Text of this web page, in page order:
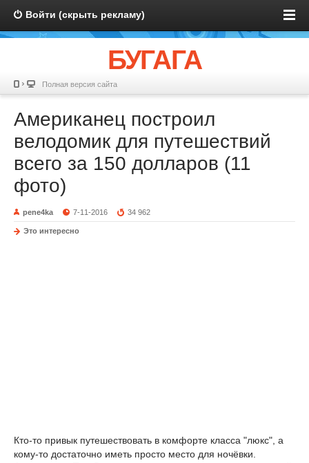
Войти (скрыть рекламу)
БУГАГА
Полная версия сайта
Американец построил
велодомик для путешествий
всего за 150 долларов (11
фото)
pene4ka 7-11-2016 34 962
Это интересно
Кто-то привык путешествовать в комфорте класса "люкс", а
кому-то достаточно иметь просто место для ночёвки.